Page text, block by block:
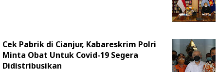
Cek Pabrik di Cianjur, Kabareskrim Polri
Minta Obat Untuk Covid-19 Segera
Didistribusikan